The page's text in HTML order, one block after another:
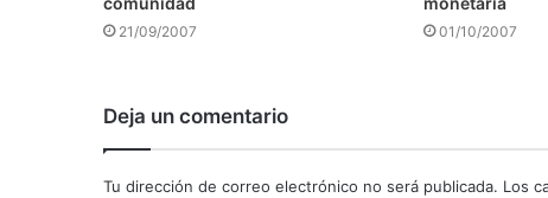
21/09/2007 01/10/2007
Deja un comentario
Tu dirección de correo electrónico no será publicada. Los